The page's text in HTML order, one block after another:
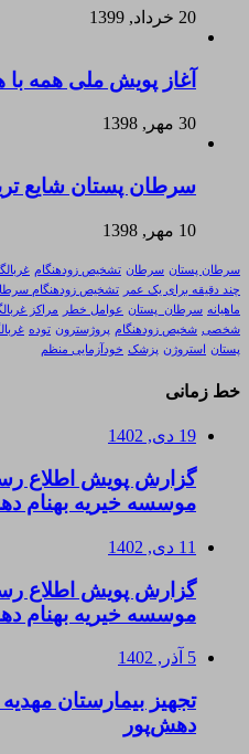
20 خرداد, 1399
آغاز پویش ملی همه با هم
30 مهر, 1398
سرطان پستان شایع
10 مهر, 1398
سرطان پستان سرطان تشخیص زودهنگام
چند دقیقه برای یک عمر
تشخیص زودهنگام
ماهیانه سرطان_پستان عوامل خطر مراکز
شخصی شخیص زودهنگام پروژسترون توده
پستان
استروژن پزشک خودآزمایی منظم
خط زمانی
19 دی, 1402
گزارش پویش اطلاع
موسسه خیریه بهنام
11 دی, 1402
گزارش پویش اطلاع
موسسه خیریه بهنام
5 آذر, 1402
تجهیز بیمارستان
دهش‌پور